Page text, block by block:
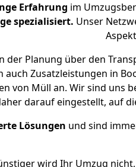
Erfahrung im
spezialisiert. Unser
der Planung über den
auch Zusatzleistungen in
von Müll an. Wir sind uns
darauf eingestellt, auf
Lösungen und sind
wird Ihr Umzug